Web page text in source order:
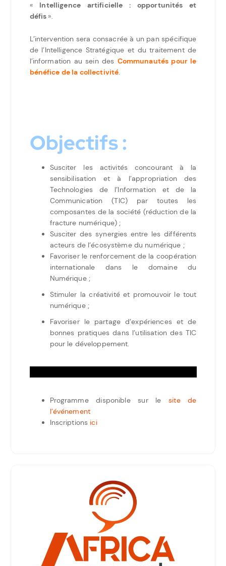
« Intelligence artificielle : opportunités et
défis ».
L’intervention sera consacrée à un pan spécifique
de l’Intelligence Stratégique et du traitement de
l’information au sein des Communautés pour le
bénéfice de la collectivité.
Objectifs :
Susciter les activités concourant à la
sensibilisation et à l’appropriation des
Technologies de l’Information et de la
Communication (TIC) par toutes les
composantes de la société (réduction de la
fracture numérique) ;
Susciter des synergies entre les différents
acteurs de l’écosystème du numérique ;
Favoriser le renforcement de la coopération
internationale dans le domaine du
Numérique ;
Stimuler la créativité et promouvoir le tout
numérique ;
Favoriser le partage d’expériences et de
bonnes pratiques dans l’utilisation des TIC
pour le développement.
Programme disponible sur lesite de
l’événement
Inscriptions ici